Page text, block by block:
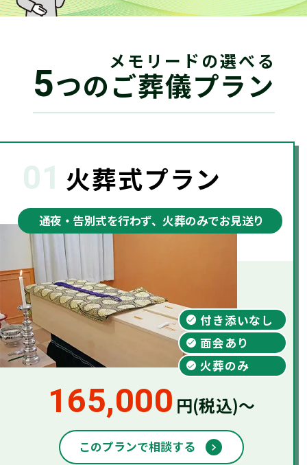
メモリードの選べる
5つのご葬儀プラン
01 火葬式プラン
通夜・告別式を⾏わず、⽕葬のみでお見送り
付き添いなし
面会あり
火葬のみ
165,000 円(税込)～
このプランで相談する